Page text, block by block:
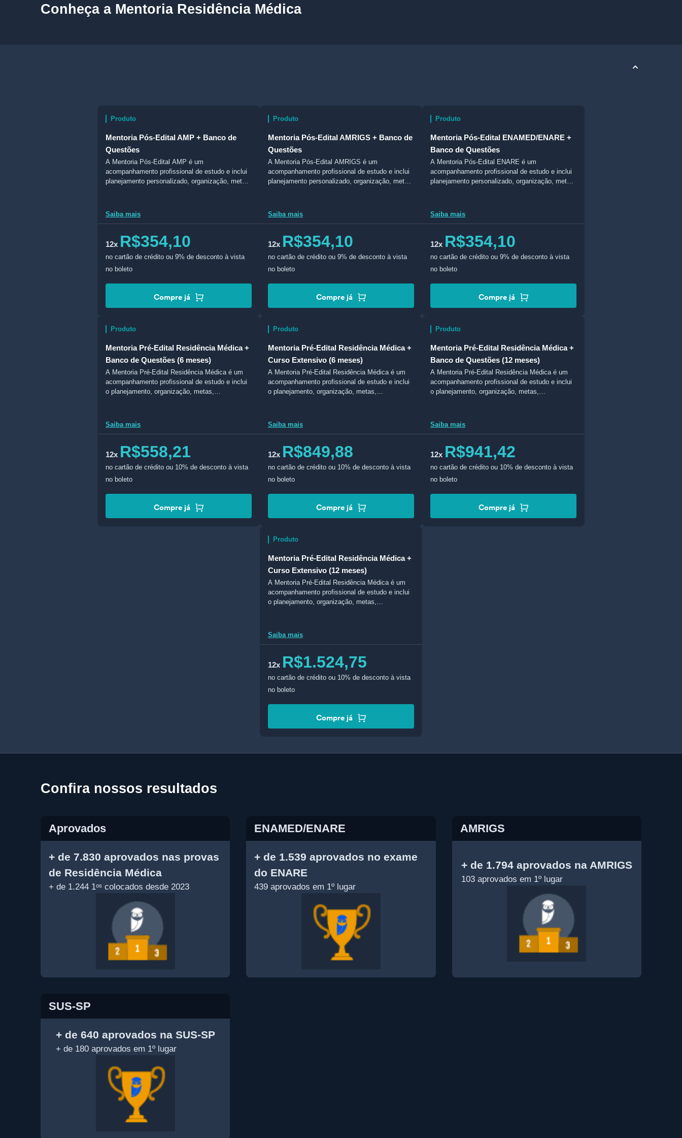
Conheça a Mentoria Residência Médica
Produto
Mentoria Pós-Edital AMP + Banco de
Questões
A Mentoria Pós-Edital AMP é um
acompanhamento profissional de estudo e inclui
planejamento personalizado, organização, metas,
Saiba mais
12x R$354,10
no cartão de crédito ou 9% de desconto à vista
no boleto
Compre já
Produto
Mentoria Pós-Edital AMRIGS + Banco de
Questões
A Mentoria Pós-Edital AMRIGS é um
acompanhamento profissional de estudo e inclui
planejamento personalizado, organização, metas,
Saiba mais
12x R$354,10
no cartão de crédito ou 9% de desconto à vista
no boleto
Compre já
Produto
Mentoria Pós-Edital ENAMED/ENARE +
Banco de Questões
A Mentoria Pós-Edital ENARE é um
acompanhamento profissional de estudo e inclui
planejamento personalizado, organização, metas,
Saiba mais
12x R$354,10
no cartão de crédito ou 9% de desconto à vista
no boleto
Compre já
Produto
Mentoria Pré-Edital Residência Médica +
Banco de Questões (6 meses)
A Mentoria Pré-Edital Residência Médica é um
acompanhamento profissional de estudo e inclui
o planejamento, organização, metas,
Saiba mais
12x R$558,21
no cartão de crédito ou 10% de desconto à vista
no boleto
Compre já
Produto
Mentoria Pré-Edital Residência Médica +
Curso Extensivo (6 meses)
A Mentoria Pré-Edital Residência Médica é um
acompanhamento profissional de estudo e inclui
o planejamento, organização, metas,
Saiba mais
12x R$849,88
no cartão de crédito ou 10% de desconto à vista
no boleto
Compre já
Produto
Mentoria Pré-Edital Residência Médica +
Banco de Questões (12 meses)
A Mentoria Pré-Edital Residência Médica é um
acompanhamento profissional de estudo e inclui
o planejamento, organização, metas,
Saiba mais
12x R$941,42
no cartão de crédito ou 10% de desconto à vista
no boleto
Compre já
Produto
Mentoria Pré-Edital Residência Médica +
Curso Extensivo (12 meses)
A Mentoria Pré-Edital Residência Médica é um
acompanhamento profissional de estudo e inclui
o planejamento, organização, metas,
Saiba mais
12x R$1.524,75
no cartão de crédito ou 10% de desconto à vista
no boleto
Compre já
Confira nossos resultados
Aprovados
+ de 7.830 aprovados nas provas
de Residência Médica
+ de 1.244 1⁠ᵒˢ colocados desde 2023
ENAMED/ENARE
+ de 1.539 aprovados no exame
do ENARE
439 aprovados em 1º lugar
AMRIGS
+ de 1.794 aprovados na AMRIGS
103 aprovados em 1º lugar
SUS-SP
+ de 640 aprovados na SUS-SP
+ de 180 aprovados em 1º lugar